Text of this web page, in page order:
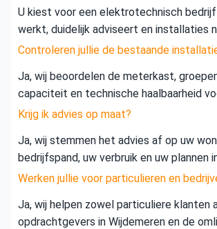
U kiest voor een elektrotechnisch
werkt, duidelijk adviseert en installaties
Controleren jullie de bestaande
Ja, wij beoordelen de meterkast,
capaciteit en technische haalbaarheid
Krijg ik advies op maat?
Ja, wij stemmen het advies af op uw
bedrijfspand, uw verbruik en uw plannen
Werken jullie voor particulieren en
Ja, wij helpen zowel particuliere klanten
opdrachtgevers in Wijdemeren en de